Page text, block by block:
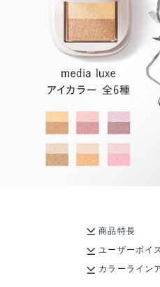
商品特長
ユーザーボイ
カラーライン